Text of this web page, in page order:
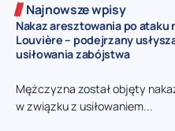
Najnowsze wpisy
Nakaz aresztowania po ataku
Louvière – podejrzany
usiłowania zabójstwa
Mężczyzna został objęty
w związku z usiłowaniem...